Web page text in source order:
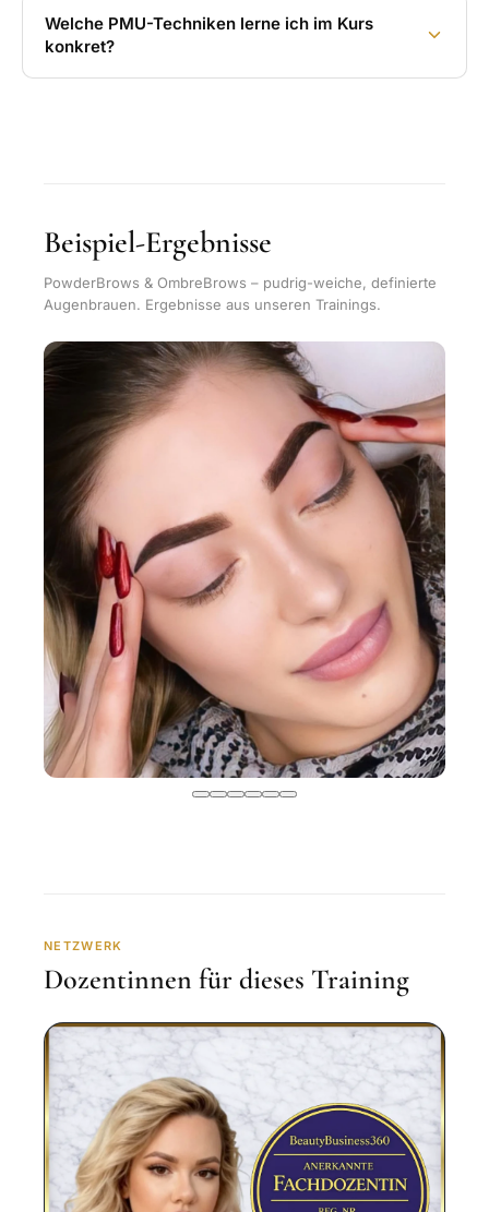
Welche PMU-Techniken lerne ich im Kurs
konkret?
Beispiel-Ergebnisse
PowderBrows & OmbreBrows – pudrig-weiche, definierte
Augenbrauen. Ergebnisse aus unseren Trainings.
NETZWERK
Dozentinnen für dieses Training